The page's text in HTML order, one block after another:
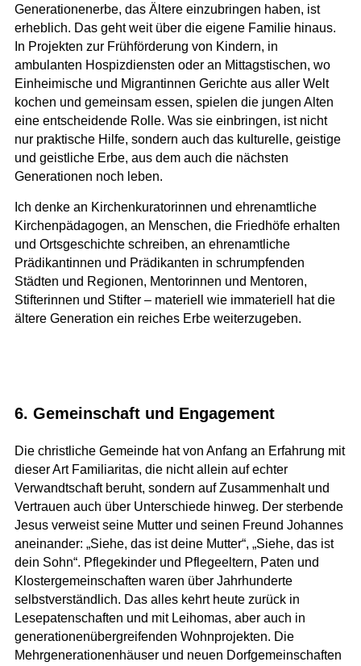
Generationenerbe, das Ältere einzubringen haben, ist
erheblich. Das geht weit über die eigene Familie hinaus.
In Projekten zur Frühförderung von Kindern, in
ambulanten Hospizdiensten oder an Mittagstischen, wo
Einheimische und Migrantinnen Gerichte aus aller Welt
kochen und gemeinsam essen, spielen die jungen Alten
eine entscheidende Rolle. Was sie einbringen, ist nicht
nur praktische Hilfe, sondern auch das kulturelle, geistige
und geistliche Erbe, aus dem auch die nächsten
Generationen noch leben.
Ich denke an Kirchenkuratorinnen und ehrenamtliche
Kirchenpädagogen, an Menschen, die Friedhöfe erhalten
und Ortsgeschichte schreiben, an ehrenamtliche
Prädikantinnen und Prädikanten in schrumpfenden
Städten und Regionen, Mentorinnen und Mentoren,
Stifterinnen und Stifter – materiell wie immateriell hat die
ältere Generation ein reiches Erbe weiterzugeben.
6. Gemeinschaft und Engagement
Die christliche Gemeinde hat von Anfang an Erfahrung mit
dieser Art Familiaritas, die nicht allein auf echter
Verwandtschaft beruht, sondern auf Zusammenhalt und
Vertrauen auch über Unterschiede hinweg. Der sterbende
Jesus verweist seine Mutter und seinen Freund Johannes
aneinander: „Siehe, das ist deine Mutter“, „Siehe, das ist
dein Sohn“. Pflegekinder und Pflegeeltern, Paten und
Klostergemeinschaften waren über Jahrhunderte
selbstverständlich. Das alles kehrt heute zurück in
Lesepatenschaften und mit Leihomas, aber auch in
generationenübergreifenden Wohnprojekten. Die
Mehrgenerationenhäuser und neuen Dorfgemeinschaften